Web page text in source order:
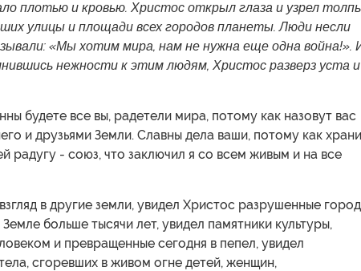
плотью и кровью. Христос открыл глаза и узрел
улицы и площади всех городов планеты. Люди несли
«Мы хотим мира, нам не нужна еще одна война!».
нежности к этим людям, Христос разверз уста и
будете все вы, радетели мира, потому как назовут вас
и друзьями Земли. Славны дела ваши, потому как
радугу - союз, что заключил я со всем живым и на все
в другие земли, увидел Христос разрушенные
больше тысячи лет, увидел памятники культуры,
и превращенные сегодня в пепел, увидел
сгоревших в живом огне детей, женщин,